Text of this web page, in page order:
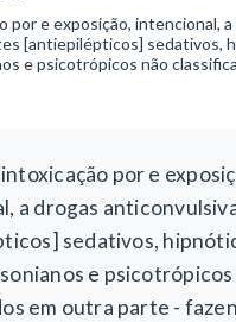
por e exposição, intencional, a
[antiepilépticos] sedativos,
e psicotrópicos não
por e
a drogas
sedativos,
e psicotrópicos
em outra parte -